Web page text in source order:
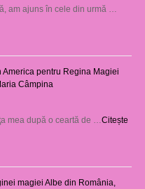
am ajuns în cele din urmă …
America pentru Regina Magiei
Câmpina
mea după o ceartă de … Citește
magiei Albe din România,